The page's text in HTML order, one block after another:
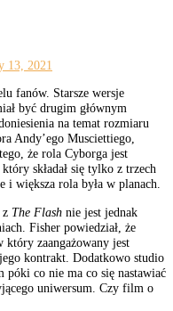
13, 2021
fanów. Starsze wersje
być drugim głównym
na temat rozmiaru
Andy’ego Musciettiego,
że rola Cyborga jest
składał się tylko z trzech
i większa rola była w planach.
z The Flash nie jest jednak
Fisher powiedział, że
zaangażowany jest
kontrakt. Dodatkowo studio
póki co nie ma co się nastawiać
uniwersum. Czy film o